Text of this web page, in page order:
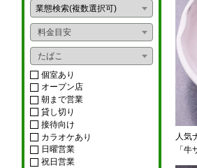
人気
「
炉端
おばんざい
ダイニングバー
イタリアン
フレンチ
アジアンフード
パブスナック
ライブ
ショー
カラオケボックス
ナイトクラブ
スナック
業態検索(複数選択可)
料金目安
たばこ
個室あり
オープン店
朝まで営業
貸し切り
接待向け
カラオケあり
日曜営業
祝日営業